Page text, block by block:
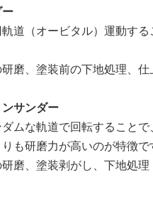
道（オービタル）運動す
磨、塗装前の下地処理、仕
サンダー
ムな軌道で回転すること
も研磨力が高いのが特徴で
磨、塗装剥がし、下地処理